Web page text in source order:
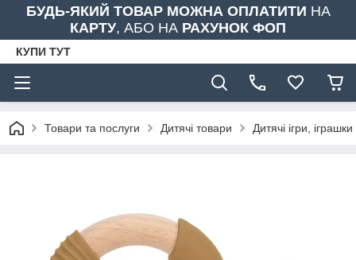
БУДЬ-ЯКИЙ ТОВАР МОЖНА ОПЛАТИТИ НА
КАРТУ, АБО НА РАХУНОК ФОП
КУПИ ТУТ
Товари та послуги Дитячі товари Дитячі ігри, іграшки